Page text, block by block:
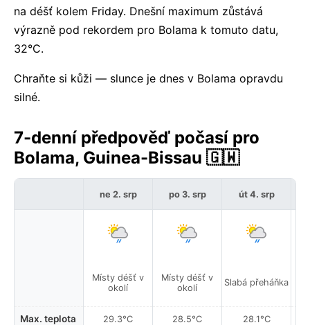
na déšť kolem Friday. Dnešní maximum zůstává
výrazně pod rekordem pro Bolama k tomuto datu,
32°C.
Chraňte si kůži — slunce je dnes v Bolama opravdu
silné.
7-denní předpověď počasí pro
Bolama, Guinea-Bissau 🇬🇼
Max. teplota
ne 2. srp
Místy déšť v
okolí
29.3°C
po 3. srp
Místy déšť v
okolí
28.5°C
út 4. srp
Slabá přeháňka
28.1°C